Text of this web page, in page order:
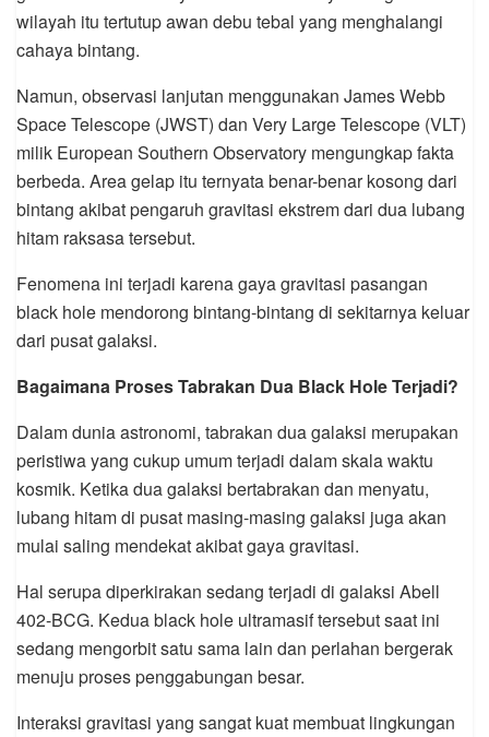
wilayah itu tertutup awan debu tebal yang menghalangi
cahaya bintang.
Namun, observasi lanjutan menggunakan James Webb
Space Telescope (JWST) dan Very Large Telescope (VLT)
milik European Southern Observatory mengungkap fakta
berbeda. Area gelap itu ternyata benar-benar kosong dari
bintang akibat pengaruh gravitasi ekstrem dari dua lubang
hitam raksasa tersebut.
Fenomena ini terjadi karena gaya gravitasi pasangan
black hole mendorong bintang-bintang di sekitarnya keluar
dari pusat galaksi.
Bagaimana Proses Tabrakan Dua Black Hole Terjadi?
Dalam dunia astronomi, tabrakan dua galaksi merupakan
peristiwa yang cukup umum terjadi dalam skala waktu
kosmik. Ketika dua galaksi bertabrakan dan menyatu,
lubang hitam di pusat masing-masing galaksi juga akan
mulai saling mendekat akibat gaya gravitasi.
Hal serupa diperkirakan sedang terjadi di galaksi Abell
402-BCG. Kedua black hole ultramasif tersebut saat ini
sedang mengorbit satu sama lain dan perlahan bergerak
menuju proses penggabungan besar.
Interaksi gravitasi yang sangat kuat membuat lingkungan